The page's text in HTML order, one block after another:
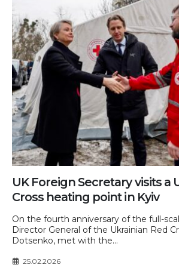
UK Foreign Secretary visits a
Cross heating point in Kyiv
On the fourth anniversary of the full-
Director General of the Ukrainian Red
Dotsenko, met with the...
25.02.2026